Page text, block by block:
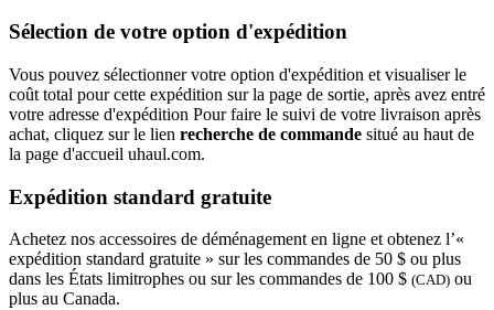
Sélection de votre option d'expédition
Vous pouvez sélectionner votre option d'expédition et visualiser le
coût total pour cette expédition sur la page de sortie, après avez entré
votre adresse d'expédition Pour faire le suivi de votre livraison après
achat, cliquez sur le lien recherche de commande situé au haut de
la page d'accueil uhaul.com.
Expédition standard gratuite
Achetez nos accessoires de déménagement en ligne et obtenez l’«
expédition standard gratuite » sur les commandes de 50 $ ou plus
dans les États limitrophes ou sur les commandes de 100 $ (CAD) ou
plus au Canada.